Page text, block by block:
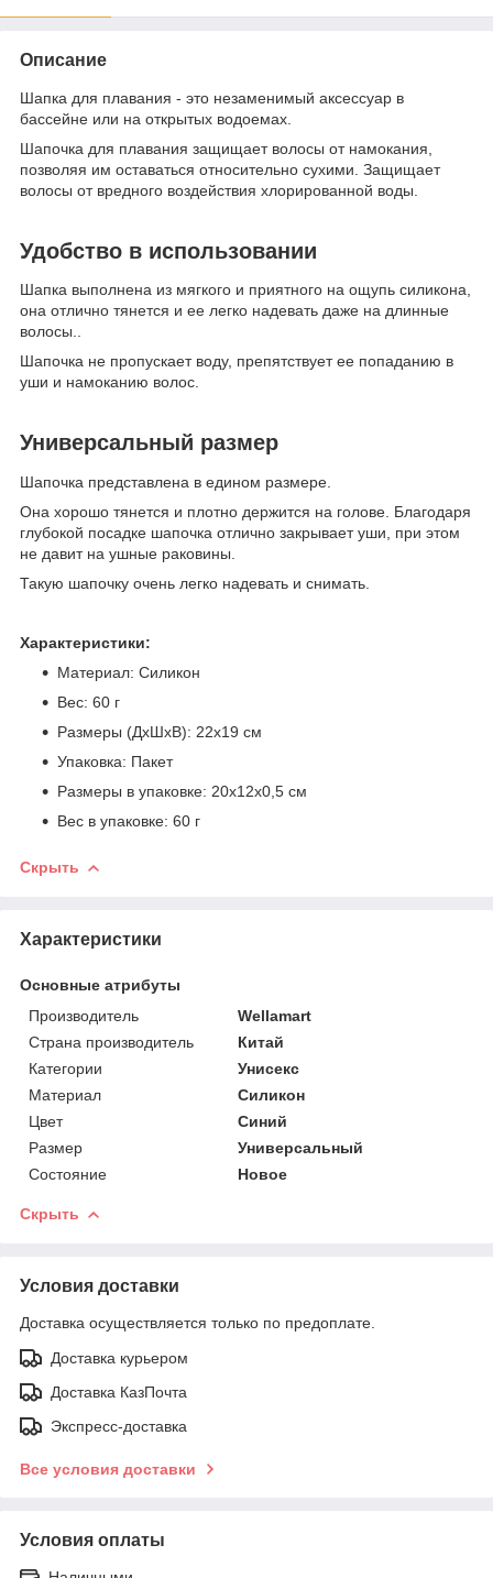
Описание
Шапка для плавания - это незаменимый аксессуар в
бассейне или на открытых водоемах.
Шапочка для плавания защищает волосы от намокания,
позволяя им оставаться относительно сухими. Защищает
волосы от вредного воздействия хлорированной воды.
Удобство в использовании
Шапка выполнена из мягкого и приятного на ощупь силикона,
она отлично тянется и ее легко надевать даже на длинные
волосы..
Шапочка не пропускает воду, препятствует ее попаданию в
уши и намоканию волос.
Универсальный размер
Шапочка представлена в едином размере.
Она хорошо тянется и плотно держится на голове. Благодаря
глубокой посадке шапочка отлично закрывает уши, при этом
не давит на ушные раковины.
Такую шапочку очень легко надевать и снимать.
Характеристики:
Материал: Силикон
Вес: 60 г
Размеры (ДхШхВ): 22х19 см
Упаковка: Пакет
Размеры в упаковке: 20х12х0,5 см
Вес в упаковке: 60 г
Скрыть
Характеристики
Основные атрибуты
Производитель
Wellamart
Страна производитель
Китай
Категории
Унисекс
Материал
Силикон
Цвет
Синий
Размер
Универсальный
Состояние
Новое
Скрыть
Условия доставки
Доставка осуществляется только по предоплате.
Доставка курьером
Доставка КазПочта
Экспресс-доставка
Все условия доставки
Условия оплаты